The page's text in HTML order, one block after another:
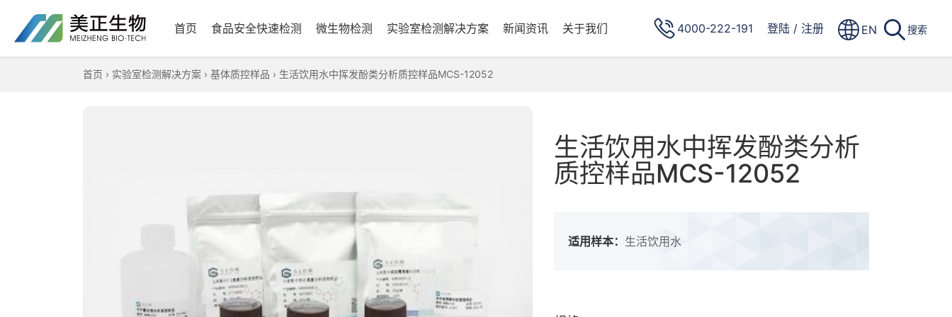
首页 食品安全快速检测 微生物检测 实验室检测解决方案 新闻资讯 关于我们 4000-222-191 登陆 / 注册 EN 搜索
首页 › 实验室检测解决方案 › 基体质控样品 › 生活饮用水中挥发酚类分析质控样品MCS-12052
生活饮用水中挥发酚类分析
质控样品MCS-12052
适用样本： 生活饮用水